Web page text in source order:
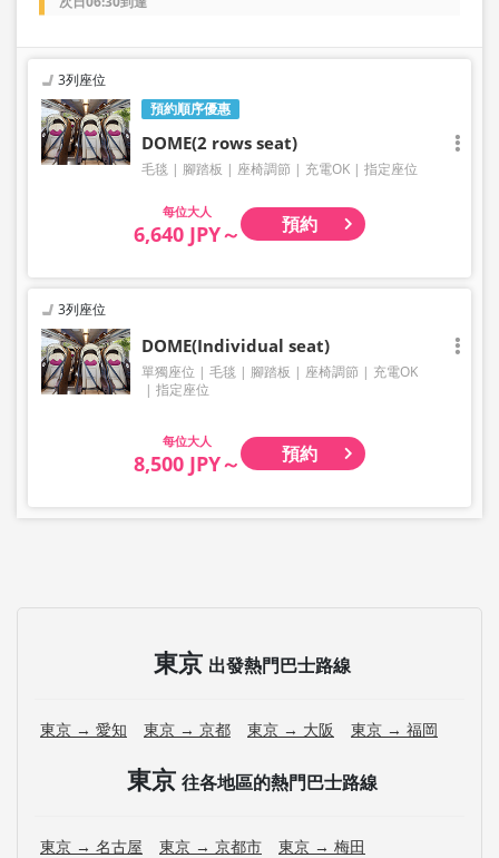
預約順序優惠
3列座位
DOME(2 rows seat)
毛毯 腳踏板 座椅調節 充電OK 指定座位
大人
6,640 JPY～ 預約
3列座位
DOME(Individual seat)
單獨座位 毛毯 腳踏板 座椅調節
充電OK
指定座位
大人
8,500 JPY～ 預約
東京 出發熱門巴士路線
東京 → 愛知 東京 → 京都 東京 → 大阪 東京 → 福岡
東京 往各地區的熱門巴士路線
東京 → 名古屋 東京 → 京都市
東京 → 梅田